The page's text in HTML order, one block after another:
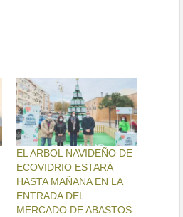
EL ARBOL NAVIDEÑO DE
ECOVIDRIO ESTARÁ
HASTA MAÑANA EN LA
ENTRADA DEL
MERCADO DE ABASTOS